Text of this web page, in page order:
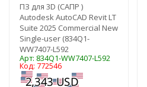
ПЗ для 3D (САПР )
Autodesk AutoCAD Revit LT
Suite 2025 Commercial New
Single-user (834Q1-
WW7407-L592
Арт: 834Q1-WW7407-L592
Код: 772546